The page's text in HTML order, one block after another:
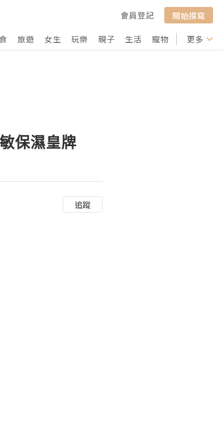
會員登記
開始撰寫
旅遊 女生 玩樂 親子 生活 寵物 行山 打卡
更多
保濕皇牌
追蹤